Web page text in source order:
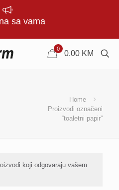
sa vama
0
0.00 KM
Home
Proizvodi označeni
“toaletni papir”
koji odgovaraju vašem